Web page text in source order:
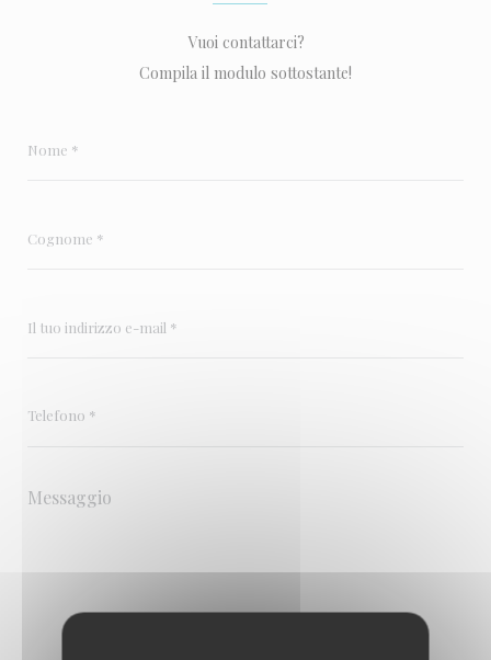
Vuoi contattarci?
Compila il modulo sottostante!